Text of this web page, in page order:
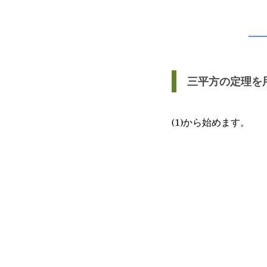
三平方の定理を
(1)から始めます。